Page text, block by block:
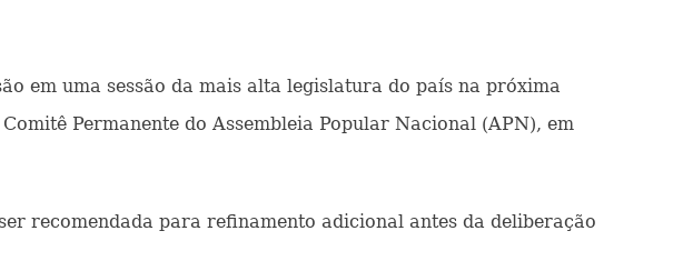
em uma sessão da mais alta legislatura do país na próxima
Permanente do Assembleia Popular Nacional (APN), em
recomendada para refinamento adicional antes da deliberação